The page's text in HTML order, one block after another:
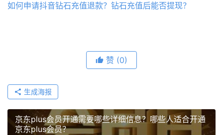
如何申请抖音钻石充值退款？钻石充值后能否提现？
赞 (0)
生成海报
京东plus会员开通需要哪些详细信息？哪些人适合开通
京东plus会员？